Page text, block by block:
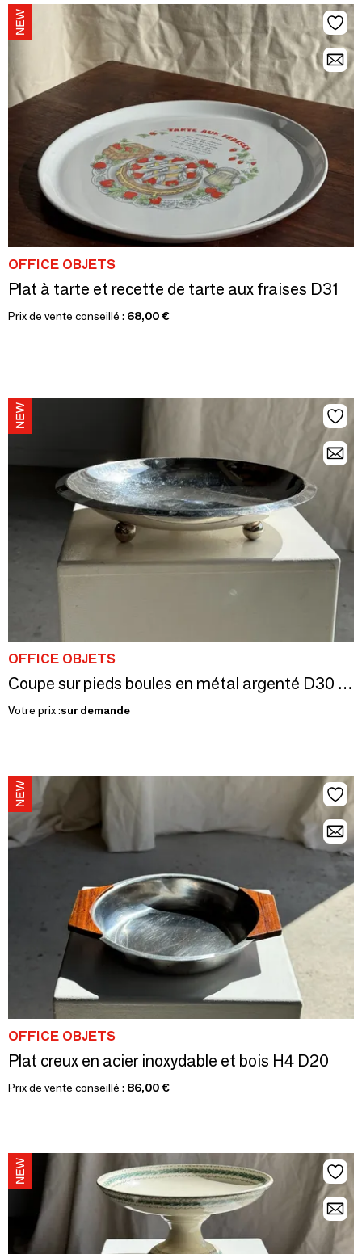
OFFICE OBJETS
Plat à tarte et recette de tarte aux fraises D31
Prix de vente conseillé : 68,00 €
OFFICE OBJETS
Coupe sur pieds boules en métal argenté D30 H7 cm
Votre prix :sur demande
OFFICE OBJETS
Plat creux en acier inoxydable et bois H4 D20
Prix de vente conseillé : 86,00 €